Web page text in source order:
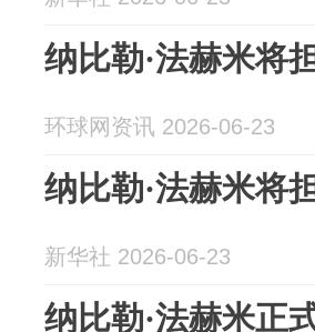
纳比勒·法赫米将
环球网资讯 2026-06-23
纳比勒·法赫米将
新华社 2026-06-23
纳比勒·法赫米正